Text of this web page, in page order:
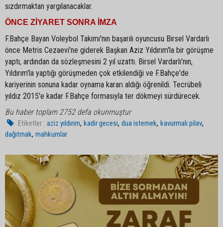
sızdırmaktan yargılanacaklar.
ÖNCE ZİYARET SONRA İMZA
F.Bahçe Bayan Voleybol Takımı'nın başarılı oyuncusu Birsel Vardarlı
önce Metris Cezaevi'ne giderek Başkan Aziz Yıldırım'la bir görüşme
yaptı, ardından da sözleşmesini 2 yıl uzattı. Birsel Vardarlı'nın,
Yıldırım'la yaptığı görüşmeden çok etkilendiği ve F.Bahçe'de
kariyerinin sonuna kadar oynama kararı aldığı öğrenildi. Tecrübeli
yıldız 2015'e kadar F.Bahçe formasıyla ter dökmeyi sürdürecek.
Bu haber toplam 2752 defa okunmuştur
Etiketler : aziz yıldırım,kadir gecesi,dua istemek,kavurmalı pilav,
dağıtmak, mahkumlar